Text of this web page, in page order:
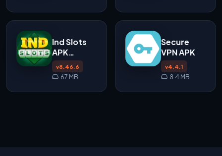
Ind Slots
APK
v8.46.6
v8.46.6
67 MB
Secure
VPN APK
v4.4.1
8.4 MB